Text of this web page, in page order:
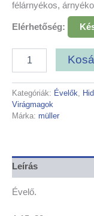
félárnyékos,
Elérhetőség:
Kategóriák: Évelők
Virágmagok
Márka: müller
Leírás
Évelő.